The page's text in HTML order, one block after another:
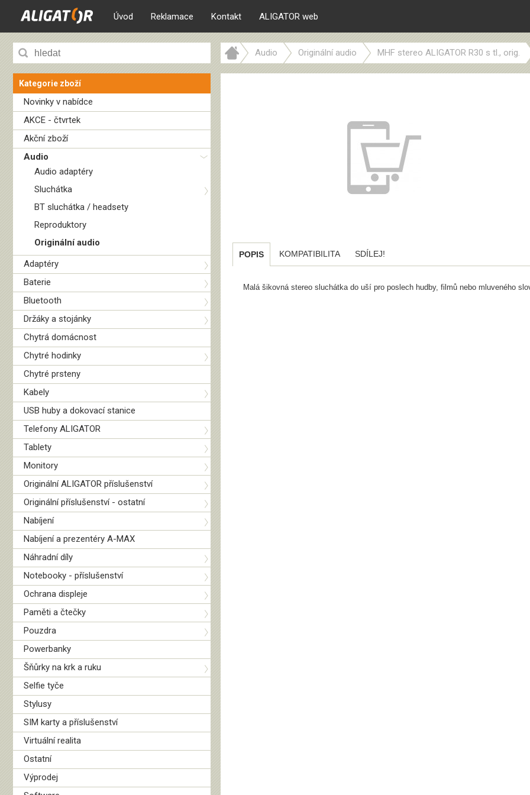
Úvod Reklamace Kontakt ALIGATOR web
Kategorie zboží
Novinky v nabídce
AKCE - čtvrtek
Akční zboží
Audio
Audio adaptéry
Sluchátka
BT sluchátka / headsety
Reproduktory
Originální audio
Adaptéry
Baterie
Bluetooth
Držáky a stojánky
Chytrá domácnost
Chytré hodinky
Chytré prsteny
Kabely
USB huby a dokovací stanice
Telefony ALIGATOR
Tablety
Monitory
Originální ALIGATOR příslušenství
Originální příslušenství - ostatní
Nabíjení
Nabíjení a prezentéry A-MAX
Náhradní díly
Notebooky - příslušenství
Ochrana displeje
Paměti a čtečky
Pouzdra
Powerbanky
Šňůrky na krk a ruku
Selfie tyče
Stylusy
SIM karty a příslušenství
Virtuální realita
Ostatní
Výprodej
Audio Originální audio MHF stereo ALIGATOR R30 s tl., orig.
POPIS KOMPATIBILITA SDÍLEJ!
Malá šikovná stereo sluchátka do uší pro poslech hudby, filmů nebo mluveného